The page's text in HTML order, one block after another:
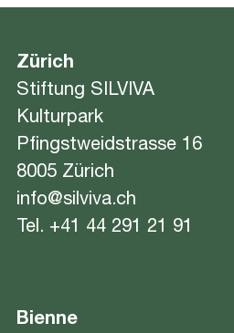
Zürich
Stiftung SILVIVA
Kulturpark
Pfingstweidstrasse 16
8005 Zürich
info@silviva.ch
Tel. +41 44 291 21 91
Bienne